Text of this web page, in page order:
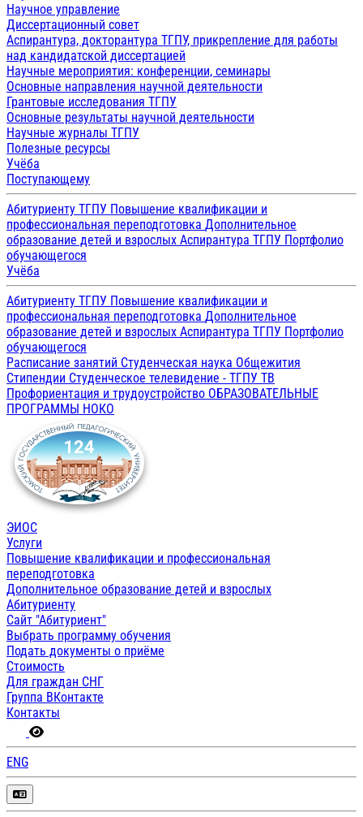
Научное управление
Диссертационный совет
Аспирантура, докторантура ТГПУ, прикрепление для работы
над кандидатской диссертацией
Научные мероприятия: конференции, семинары
Основные направления научной деятельности
Грантовые исследования ТГПУ
Основные результаты научной деятельности
Научные журналы ТГПУ
Полезные ресурсы
Учёба
Поступающему
Абитуриенту ТГПУ Повышение квалификации и
профессиональная переподготовка Дополнительное
образование детей и взрослых Аспирантура ТГПУ Портфолио
обучающегося
Учёба
Абитуриенту ТГПУ Повышение квалификации и
профессиональная переподготовка Дополнительное
образование детей и взрослых Аспирантура ТГПУ Портфолио
обучающегося
Расписание занятий Студенческая наука Общежития
Стипендии Студенческое телевидение - ТГПУ ТВ
Профориентация и трудоустройство ОБРАЗОВАТЕЛЬНЫЕ
ПРОГРАММЫ НОКО
ЭИОС
Услуги
Повышение квалификации и профессиональная
переподготовка
Дополнительное образование детей и взрослых
Абитуриенту
Сайт "Абитуриент"
Выбрать программу обучения
Подать документы о приёме
Стоимость
Для граждан СНГ
Группа ВКонтакте
Контакты
ENG